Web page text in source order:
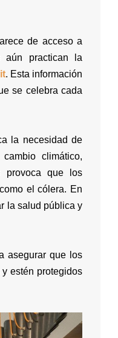
de acceso a
aún practican la
. Esta información
se celebra cada
la necesidad de
climático,
provoca que los
el cólera. En
la salud pública y
asegurar que los
estén protegidos